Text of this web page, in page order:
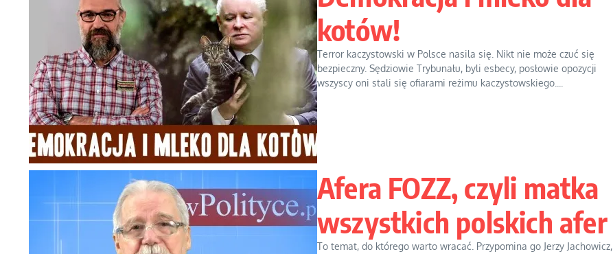
kotów!
Terror kaczystowski w Polsce nasila się. Nikt nie może czuć się
bezpieczny. Sędziowie Trybunału, byli esbecy, posłowie opozycji
wszyscy oni stali się ofiarami reżimu kaczystowskiego....
Afera FOZZ, czyli matka
wszystkich polskich afer
To temat, do którego warto wracać. Przypomina go Jerzy Jachowicz,